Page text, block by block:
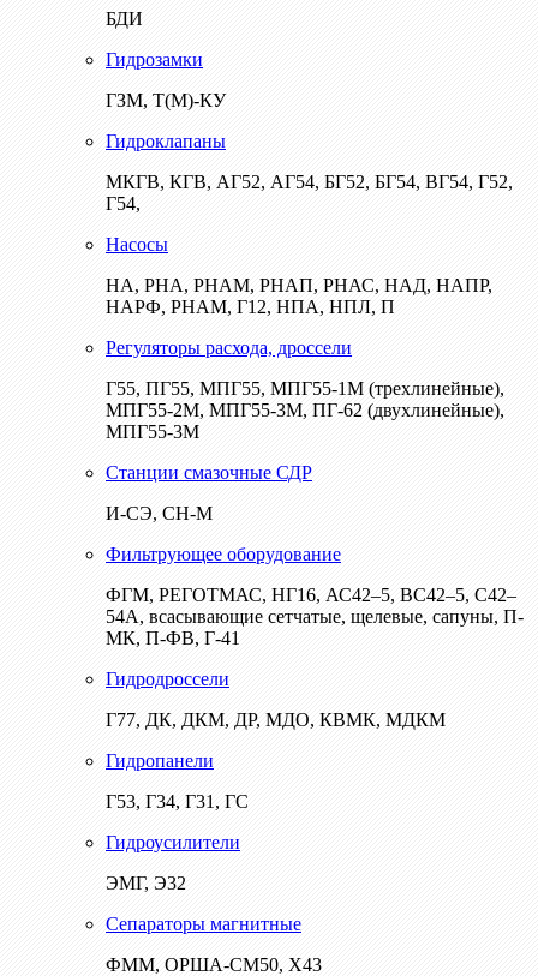
БДИ
Гидрозамки
ГЗМ, Т(М)-КУ
Гидроклапаны
МКГВ, КГВ, АГ52, АГ54, БГ52, БГ54, ВГ54, Г52,
Г54,
Насосы
НА, РНА, РНАМ, РНАП, РНАС, НАД, НАПР,
НАРФ, РНАМ, Г12, НПА, НПЛ, П
Регуляторы расхода, дроссели
Г55, ПГ55, МПГ55, МПГ55-1М (трехлинейные),
МПГ55-2М, МПГ55-3М, ПГ-62 (двухлинейные),
МПГ55-3М
Станции смазочные СДР
И-СЭ, СН-М
Фильтрующее оборудование
ФГМ, РЕГОТМАС, НГ16, АС42–5, ВС42–5, С42–
54А, всасывающие сетчатые, щелевые, сапуны, П-
МК, П-ФВ, Г-41
Гидродроссели
Г77, ДК, ДКМ, ДР, МДО, КВМК, МДКМ
Гидропанели
Г53, Г34, Г31, ГС
Гидроусилители
ЭМГ, Э32
Сепараторы магнитные
ФММ, ОРША-СМ50, Х43